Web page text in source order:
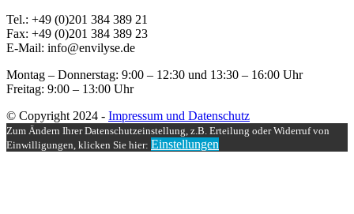
Tel.: +49 (0)201 384 389 21
Fax: +49 (0)201 384 389 23
E-Mail: info@envilyse.de
Montag – Donnerstag: 9:00 – 12:30 und 13:30 – 16:00 Uhr
Freitag: 9:00 – 13:00 Uhr
© Copyright 2024 - Impressum und Datenschutz
Zum Ändern Ihrer Datenschutzeinstellung, z.B. Erteilung oder Widerruf von
Einwilligungen, klicken Sie hier: Einstellungen